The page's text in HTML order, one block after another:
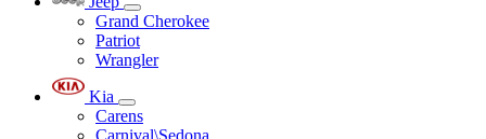
Grand Cherokee
Patriot
Wrangler
Kia
Carens
Carnival\Sedona